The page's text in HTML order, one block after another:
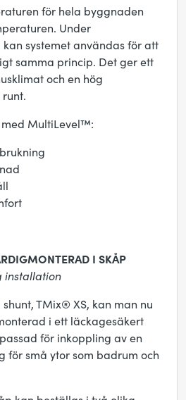
för hela byggnaden
Under
systemet användas för att
samma princip. Det ger ett
och en hög
MultiLevel™:
I SKÅP
installation
TMix® XS, kan man nu
i ett läckagesäkert
för inkoppling av en
för små ytor som badrum och